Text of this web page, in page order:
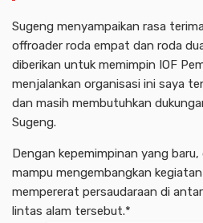
Sugeng menyampaikan rasa
offroader roda empat dan roda
diberikan untuk memimpin IOF
menjalankan organisasi ini saya
dan masih membutuhkan
Sugeng.
Dengan kepemimpinan yang baru,
mampu mengembangkan
mempererat persaudaraan di
lintas alam tersebut.*